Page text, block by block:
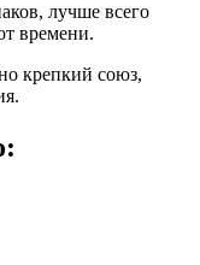
лучше всего
времени.
крепкий союз,